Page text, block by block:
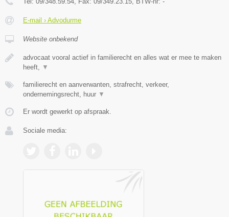
E-mail › Advodurme
Website onbekend
advocaat vooral actief in familierecht en alles wat er mee te maken
heeft, ▼
familierecht en aanverwanten, strafrecht, verkeer,
ondernemingsrecht, huur ▼
Er wordt gewerkt op afspraak.
Sociale media: